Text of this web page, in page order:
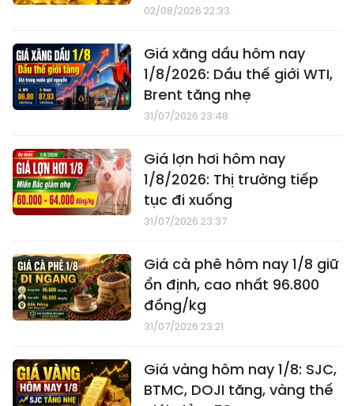
02/08/2026 22:33
Giá xăng dầu hôm nay
1/8/2026: Dầu thế giới WTI,
Brent tăng nhẹ
31/07/2026 23:48
Giá lợn hơi hôm nay
1/8/2026: Thị trường tiếp
tục đi xuống
31/07/2026 23:37
Giá cà phê hôm nay 1/8 giữ
ổn định, cao nhất 96.800
đồng/kg
31/07/2026 23:21
Giá vàng hôm nay 1/8: SJC,
BTMC, DOJI tăng, vàng thế